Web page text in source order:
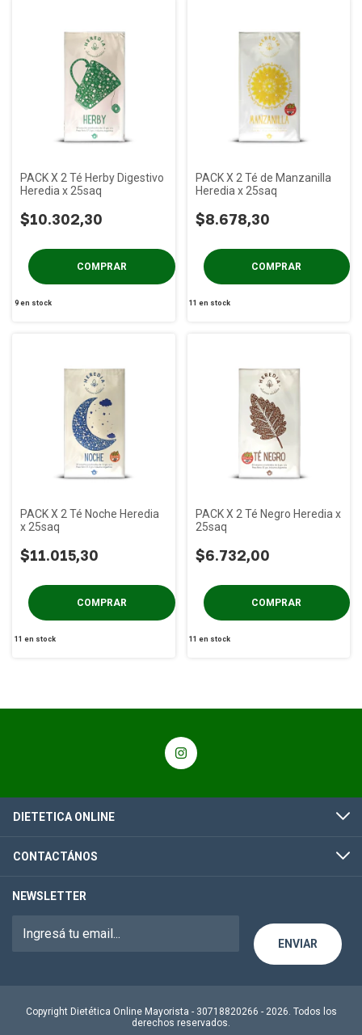
PACK X 2 Té Herby Digestivo
Heredia x 25saq
$10.302,30
9en stock
PACK X 2 Té de Manzanilla
Heredia x 25saq
$8.678,30
11 en stock
PACK X 2 Té Noche Heredia
x 25saq
$11.015,30
11 en stock
PACK X 2 Té Negro Heredia x
25saq
$6.732,00
11 en stock
DIETETICA ONLINE
CONTACTÁNOS
NEWSLETTER
Copyright Dietética Online Mayorista - 30718820266 - 2026. Todos los
derechos reservados.